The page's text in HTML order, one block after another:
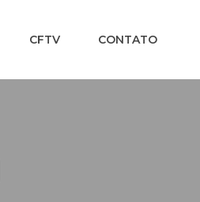
CFTV CONTATO